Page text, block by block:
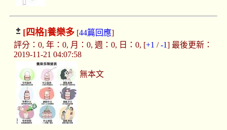
[四格]養樂多[44篇回應]
評分：0, 年：0, 月：0, 週：0, 日：0, [+1 /-1] 最後更新：
2019-11-21 04:07:58
無本文